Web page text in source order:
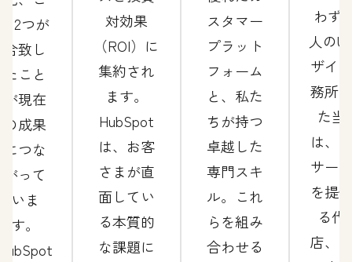
の2つが
合致し
たこと
が現在
の成果
につな
がって
いま
す。
対効果
（ROI）に
集約され
ます。
HubSpot
は、お客
さまが直
面してい
る本質的
な課題に
スタマー
プラット
フォーム
と、私た
ちが持つ
卓越した
専門スキ
ル。これ
らを組み
合わせる
わず
人の
ザイ
務所
た当
は、
サー
を提
る代
店、